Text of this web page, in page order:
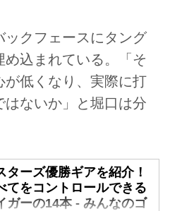
クフェースにタング
め込まれている。「そ
が低くなり、実際に打
はないか」と堀口は分
ターズ優勝ギアを紹介！
てをコントロールできる
ガーの14本 - みんなのゴ